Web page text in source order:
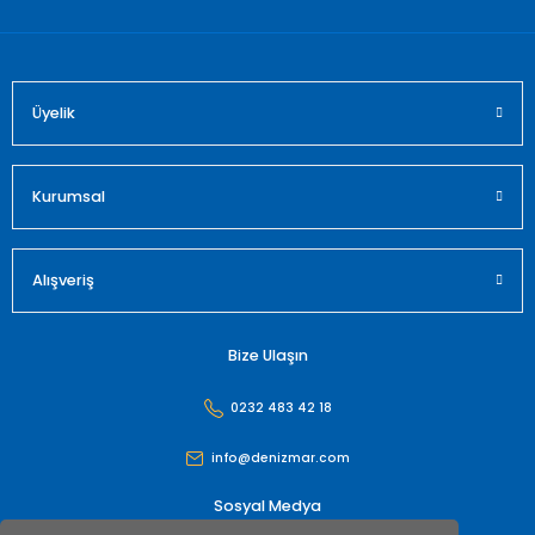
Üyelik
Kurumsal
Alışveriş
Bize Ulaşın
0232 483 42 18
info@denizmar.com
Sosyal Medya